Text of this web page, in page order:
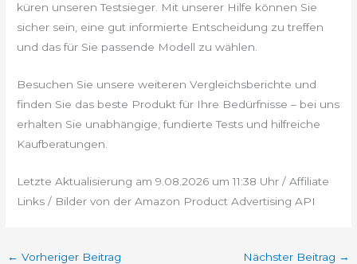
küren unseren Testsieger. Mit unserer Hilfe können Sie
sicher sein, eine gut informierte Entscheidung zu treffen
und das für Sie passende Modell zu wählen.
Besuchen Sie unsere weiteren Vergleichsberichte und
finden Sie das beste Produkt für Ihre Bedürfnisse – bei uns
erhalten Sie unabhängige, fundierte Tests und hilfreiche
Kaufberatungen.
Letzte Aktualisierung am 9.08.2026 um 11:38 Uhr / Affiliate
Links / Bilder von der Amazon Product Advertising API
← Vorheriger Beitrag Nächster Beitrag →